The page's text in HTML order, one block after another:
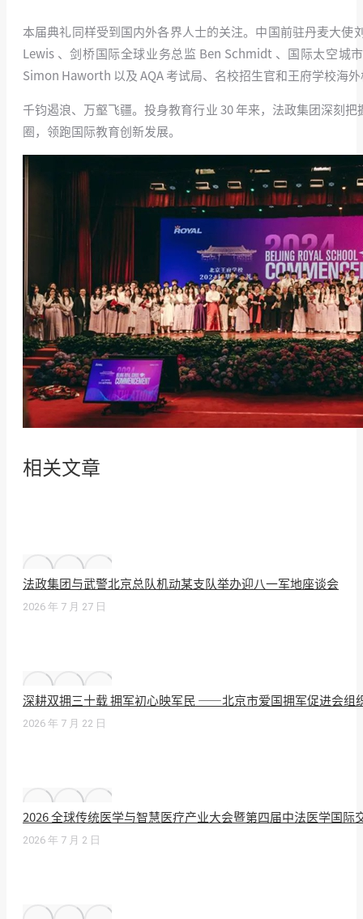
本届典礼同样受到国内外各界人士的关注。中国前驻丹麦大
Lewis 、剑桥国际全球业务总监 Ben Schmidt 、国际太空城
Simon Haworth 以及 AQA 考试局、名校招生官和王府学校海
千钧遏浪、万壑飞疆。投身教育行业 30 年来，法政集团深刻
圈，领跑国际教育创新发展。
相关文章
法政集团与武警北京总队机动某支队举办迎八一军地座谈会
2026 年 7 月 27 日
深耕双拥三十载 拥军初心映军民 ——北京市爱国拥军促进会组
2026 年 7 月 22 日
2026 全球传统医学与智慧医疗产业大会暨第四届中法医学国际
2026 年 7 月 2 日